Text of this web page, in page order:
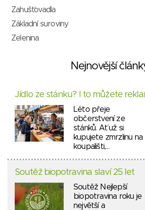
Zahušťovadla
Základní suroviny
Zelenina
Nejnovější
Jídlo ze stánku? I to můžete
Léto přeje
občerstvení ze
stánků. Ať už si
kupujete zmrzlinu na
koupališti,…
Soutěž biopotravina slaví 25 let
Soutěž Nejlepší
biopotravina roku je
největší a